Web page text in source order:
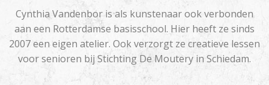
Cynthia Vandenbor is als kunstenaar ook verbonden
aan een Rotterdamse basisschool. Hier heeft ze sinds
2007 een eigen atelier. Ook verzorgt ze creatieve lessen
voor senioren bij Stichting De Moutery in Schiedam.